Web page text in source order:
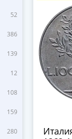
52
386
139
12
108
159
280